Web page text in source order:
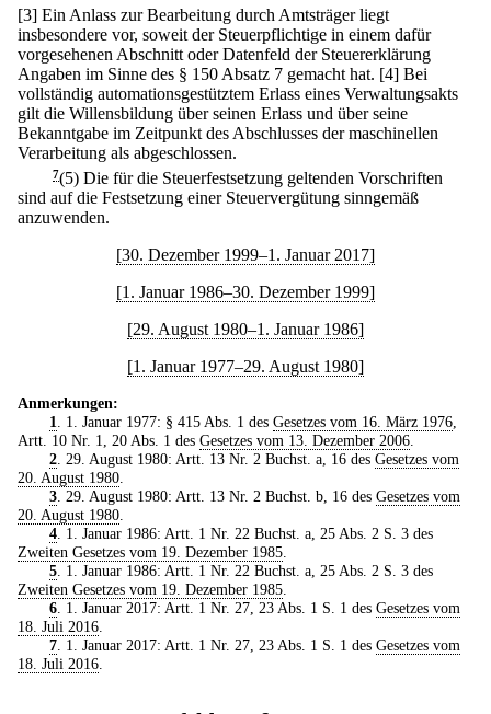
[3] Ein Anlass zur Bearbeitung durch Amtsträger liegt
insbesondere vor, soweit der Steuerpflichtige in einem dafür
vorgesehenen Abschnitt oder Datenfeld der Steuererklärung
Angaben im Sinne des § 150 Absatz 7 gemacht hat. [4] Bei
vollständig automationsgestütztem Erlass eines Verwaltungsakts
gilt die Willensbildung über seinen Erlass und über seine
Bekanntgabe im Zeitpunkt des Abschlusses der maschinellen
Verarbeitung als abgeschlossen.
7(5) Die für die Steuerfestsetzung geltenden Vorschriften
sind auf die Festsetzung einer Steuervergütung sinngemäß
anzuwenden.
[30. Dezember 1999–1. Januar 2017]
[1. Januar 1986–30. Dezember 1999]
[29. August 1980–1. Januar 1986]
[1. Januar 1977–29. August 1980]
Anmerkungen:
1
. 1. Januar 1977: § 415 Abs. 1 des Gesetzes vom 16. März 1976,
Artt. 10 Nr. 1, 20 Abs. 1 des Gesetzes vom 13. Dezember 2006
2. 29. August 1980: Artt. 13 Nr. 2 Buchst. a, 16 des Gesetzes vom
20. August 1980
3. 29. August 1980: Artt. 13 Nr. 2 Buchst. b, 16 des Gesetzes vom
20. August 1980
4. 1. Januar 1986: Artt. 1 Nr. 22 Buchst. a, 25 Abs. 2 S. 3 des
Zweiten Gesetzes vom 19. Dezember 1985
5. 1. Januar 1986: Artt. 1 Nr. 22 Buchst. a, 25 Abs. 2 S. 3 des
Zweiten Gesetzes vom 19. Dezember 1985
6. 1. Januar 2017: Artt. 1 Nr. 27, 23 Abs. 1 S. 1 des Gesetzes vom
18. Juli 2016
7. 1. Januar 2017: Artt. 1 Nr. 27, 23 Abs. 1 S. 1 des Gesetzes vom
18. Juli 2016